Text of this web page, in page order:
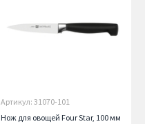
Артикул: 31070-101
Нож для овощей Four Star, 100 мм